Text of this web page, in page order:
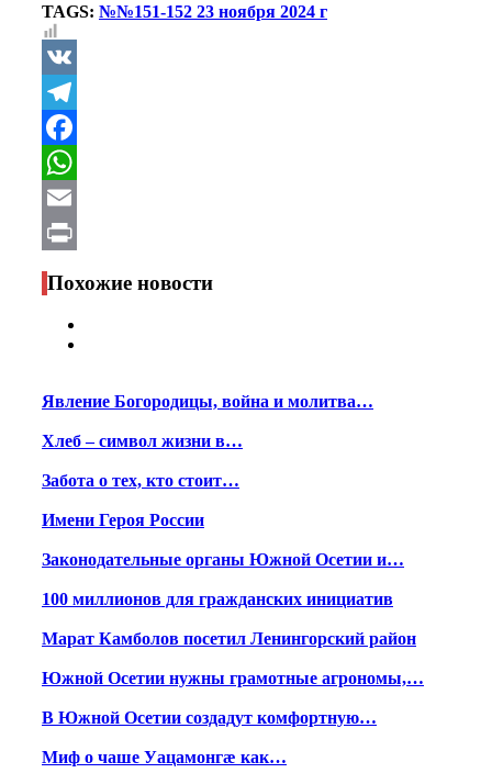
TAGS: №№151-152 23 ноября 2024 г
VK
Telegram
Facebook
WhatsApp
Email
Print
Похожие новости
Явление Богородицы, война и молитва…
Хлеб – символ жизни в…
Забота о тех, кто стоит…
Имени Героя России
Законодательные органы Южной Осетии и…
100 миллионов для гражданских инициатив
Марат Камболов посетил Ленингорский район
Южной Осетии нужны грамотные агрономы,…
В Южной Осетии создадут комфортную…
Миф о чаше Уацамонгæ как…